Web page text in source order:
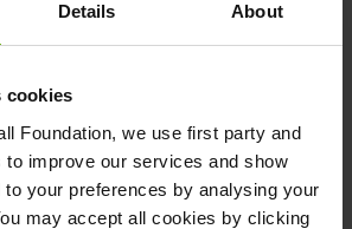
Details About
cookies
Foundation, we use first party and
improve our services and show
your preferences by analysing your
may accept all cookies by clicking
Artículo siguiente
cuidadoras son los Reyes
Magos →